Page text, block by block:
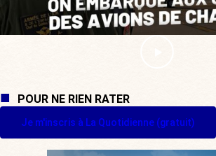
POUR NE RIEN RATER
Je m'inscris à La Quotidienne (gratuit)